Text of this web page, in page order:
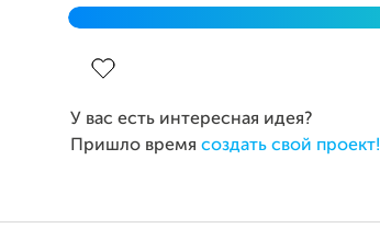
У вас есть интересная идея?
Пришло время создать свой проект!